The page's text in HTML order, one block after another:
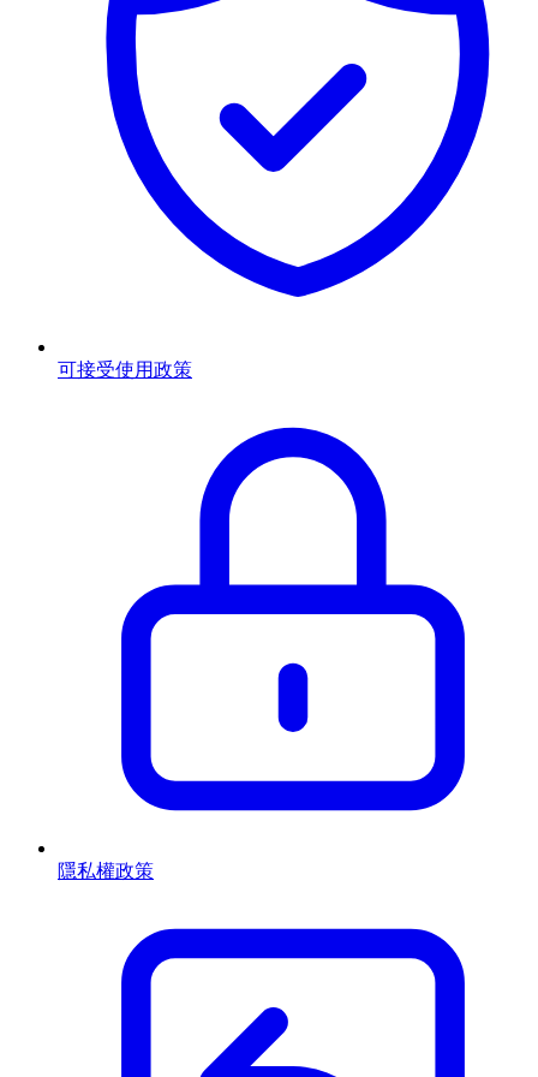
可接受使用政策
隱私權政策